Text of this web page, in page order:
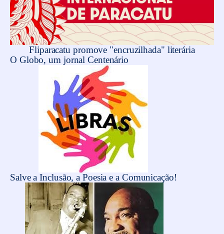
Fliparacatu promove "encruzilhada" literária
O Globo, um jornal Centenário
Salve a Inclusão, a Poesia e a Comunicação!